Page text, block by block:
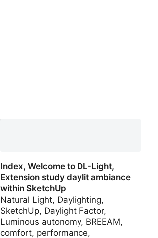
Index, Welcome to DL-Light,
Extension study daylit ambiance
within SketchUp
Natural Light, Daylighting,
SketchUp, Daylight Factor,
Luminous autonomy, BREEAM,
comfort, performance,